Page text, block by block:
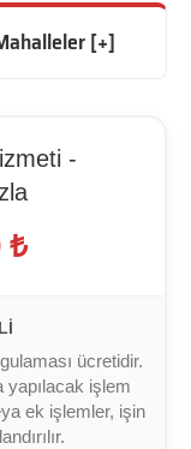
[+]
-
₺
ücretidir.
yapılacak işlem
ek işlemler, işin